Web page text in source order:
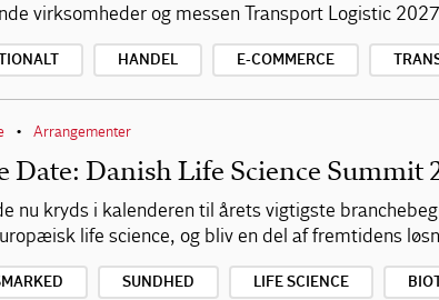
virksomheder og messen Transport Logistic
HANDEL E-COMMERCE
• Arrangementer
Date: Danish Life Science Summit
nu kryds i kalenderen til årets vigtigste
life science, og bliv en del af fremtidens
SUNDHED LIFE SCIENCE